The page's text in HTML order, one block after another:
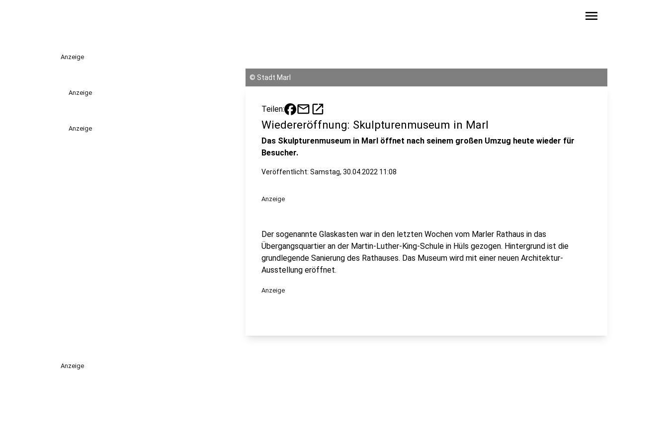
menu
Anzeige
Anzeige
Anzeige
© Stadt Marl
Teilen: mailopen_in_new
Wiedereröffnung: Skulpturenmuseum in Marl
Das Skulpturenmuseum in Marl öffnet nach seinem großen Umzug heute wieder für
Besucher.
Veröffentlicht: Samstag, 30.04.2022 11:08
Anzeige
Der sogenannte Glaskasten war in den letzten Wochen vom Marler Rathaus in das
Übergangsquartier an der Martin-Luther-King-Schule in Hüls gezogen. Hintergrund ist die
grundlegende Sanierung des Rathauses. Das Museum wird mit einer neuen Architektur-
Ausstellung eröffnet.
Anzeige
Anzeige